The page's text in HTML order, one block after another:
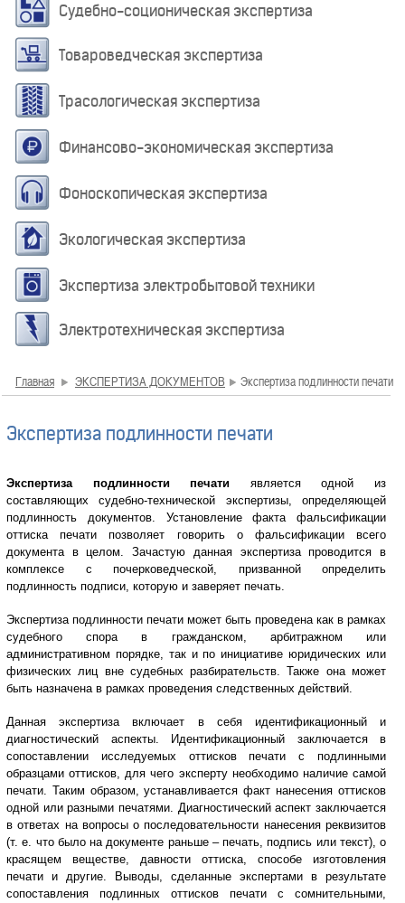
Судебно-соционическая экспертиза
Товароведческая экспертиза
Трасологическая экспертиза
Финансово-экономическая экспертиза
Фоноскопическая экспертиза
Экологическая экспертиза
Экспертиза электробытовой техники
Электротехническая экспертиза
Главная ЭКСПЕРТИЗА ДОКУМЕНТОВ Экспертиза подлинности печати
Экспертиза подлинности печати
Экспертиза подлинности печати является одной из
составляющих судебно-технической экспертизы, определяющей
подлинность документов. Установление факта фальсификации
оттиска печати позволяет говорить о фальсификации всего
документа в целом. Зачастую данная экспертиза проводится в
комплексе с почерковедческой, призванной определить
подлинность подписи, которую и заверяет печать.
Экспертиза подлинности печати может быть проведена как в рамках
судебного спора в гражданском, арбитражном или
административном порядке, так и по инициативе юридических или
физических лиц вне судебных разбирательств. Также она может
быть назначена в рамках проведения следственных действий.
Данная экспертиза включает в себя идентификационный и
диагностический аспекты. Идентификационный заключается в
сопоставлении исследуемых оттисков печати с подлинными
образцами оттисков, для чего эксперту необходимо наличие самой
печати. Таким образом, устанавливается факт нанесения оттисков
одной или разными печатями. Диагностический аспект заключается
в ответах на вопросы о последовательности нанесения реквизитов
(т. е. что было на документе раньше – печать, подпись или текст), о
красящем веществе, давности оттиска, способе изготовления
печати и другие. Выводы, сделанные экспертами в результате
сопоставления подлинных оттисков печати с сомнительными,